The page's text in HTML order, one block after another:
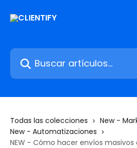
Buscar artículos...
Todas las colecciones
New -
New - Automatizaciones
NEW - Cómo hacer envíos masivos